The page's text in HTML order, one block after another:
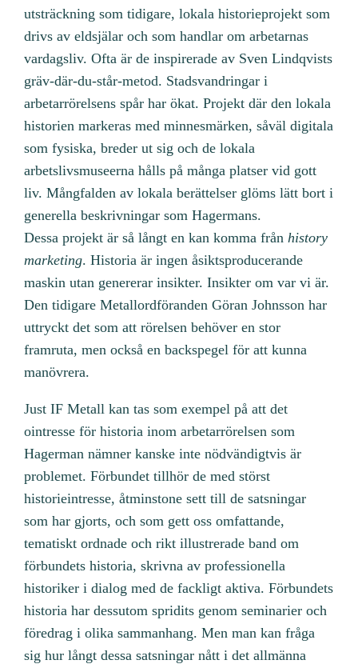
utsträckning som tidigare, lokala historieprojekt som
drivs av eldsjälar och som handlar om arbetarnas
vardagsliv. Ofta är de inspirerade av Sven Lindqvists
gräv-där-du-står-metod. Stadsvandringar i
arbetarrörelsens spår har ökat. Projekt där den lokala
historien markeras med minnesmärken, såväl digitala
som fysiska, breder ut sig och de lokala
arbetslivsmuseerna hålls på många platser vid gott
liv. Mångfalden av lokala berättelser glöms lätt bort i
generella beskrivningar som Hagermans.
Dessa projekt är så långt en kan komma från history
marketing. Historia är ingen åsiktsproducerande
maskin utan genererar insikter. Insikter om var vi är.
Den tidigare Metallordföranden Göran Johnsson har
uttryckt det som att rörelsen behöver en stor
framruta, men också en backspegel för att kunna
manövrera.
Just IF Metall kan tas som exempel på att det
ointresse för historia inom arbetarrörelsen som
Hagerman nämner kanske inte nödvändigtvis är
problemet. Förbundet tillhör de med störst
historieintresse, åtminstone sett till de satsningar
som har gjorts, och som gett oss omfattande,
tematiskt ordnade och rikt illustrerade band om
förbundets historia, skrivna av professionella
historiker i dialog med de fackligt aktiva. Förbundets
historia har dessutom spridits genom seminarier och
föredrag i olika sammanhang. Men man kan fråga
sig hur långt dessa satsningar nått i det allmänna